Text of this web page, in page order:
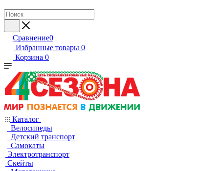
Сравнение0
Избранные товары 0
Корзина 0
Каталог
Велосипеды
Детский транспорт
Самокаты
Электротранспорт
Скейты